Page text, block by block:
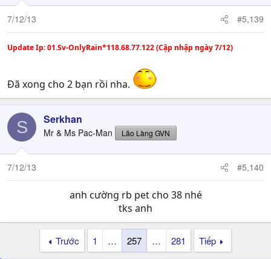
7/12/13 #5,139
Update Ip: 01.Sv-OnlyRain*118.68.77.122 (Cập nhập ngày 7/12)
Đã xong cho 2 bạn rồi nha.
S Serkhan
Mr & Ms Pac-Man Lão Làng GVN
7/12/13 #5,140
anh cường rb pet cho 38 nhé
tks anh​
Trước 1 … 257 … 281 Tiếp